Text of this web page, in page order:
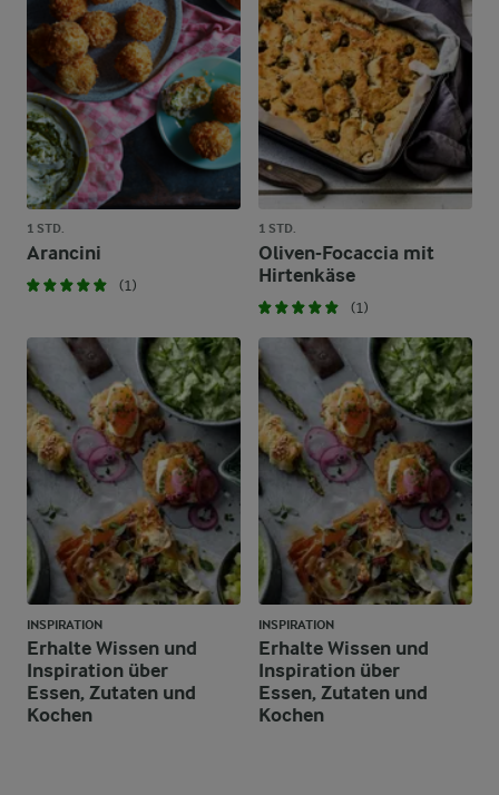
1 STD.
Arancini
(1)
1 STD.
Oliven-Focaccia mit
Hirtenkäse
(1)
INSPIRATION
Erhalte Wissen und
Inspiration über
Essen, Zutaten und
Kochen
INSPIRATION
Erhalte Wissen und
Inspiration über
Essen, Zutaten und
Kochen